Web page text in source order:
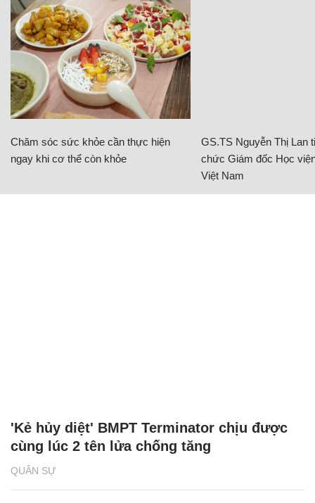
Chăm sóc sức khỏe cần thực hiện
ngay khi cơ thể còn khỏe
GS.TS Nguyễn Thị Lan
chức Giám đốc Học
Việt Nam
QUÂN SỰ
'Kẻ hủy diệt' BMPT Terminator chịu được
cùng lúc 2 tên lửa chống tăng